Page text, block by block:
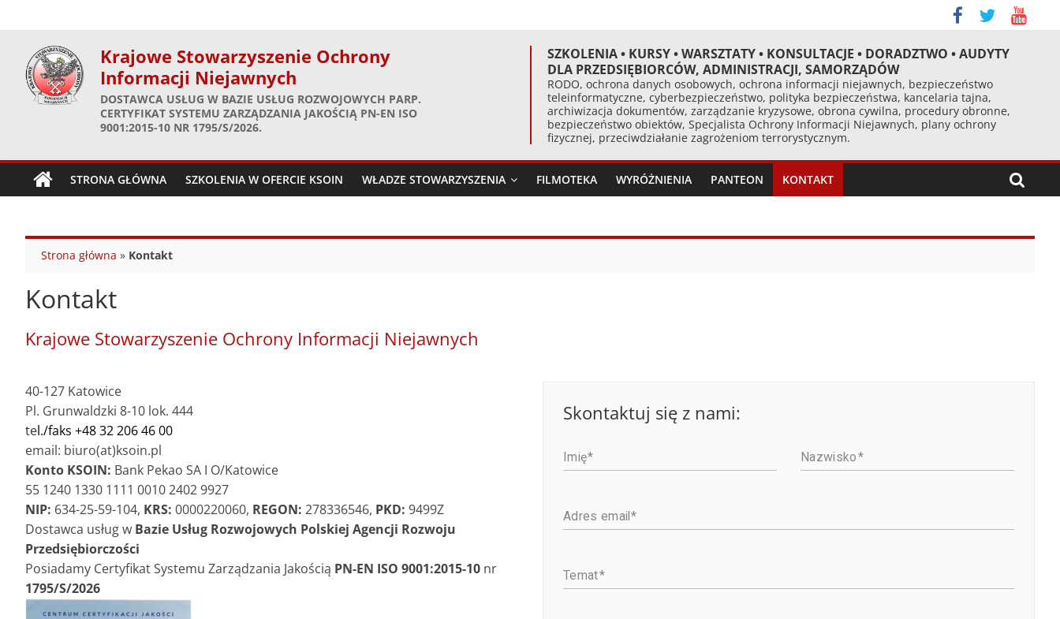
to
content
Krajowe Stowarzyszenie Ochrony
Informacji Niejawnych
DOSTAWCA USŁUG W BAZIE USŁUG ROZWOJOWYCH PARP.
CERTYFIKAT SYSTEMU ZARZĄDZANIA JAKOŚCIĄ PN-EN ISO
9001:2015-10 NR 1795/S/2026.
SZKOLENIA • KURSY • WARSZTATY • KONSULTACJE • DORADZTWO • AUDYTY
DLA PRZEDSIĘBIORCÓW, ADMINISTRACJI, SAMORZĄDÓW
RODO, ochrona danych osobowych, ochrona informacji niejawnych, bezpieczeństwo
teleinformatyczne, cyberbezpieczeństwo, polityka bezpieczeństwa, kancelaria tajna,
archiwizacja dokumentów, zarządzanie kryzysowe, obrona cywilna, procedury obronne,
bezpieczeństwo obiektów, Specjalista Ochrony Informacji Niejawnych, plany ochrony
fizycznej, przeciwdziałanie zagrożeniom terrorystycznym.
STRONA GŁÓWNA SZKOLENIA W OFERCIE KSOIN WŁADZE STOWARZYSZENIA FILMOTEKA WYRÓŻNIENIA PANTEON KONTAKT
Strona główna » Kontakt
Kontakt
Krajowe Stowarzyszenie Ochrony Informacji Niejawnych
40-127 Katowice
Pl. Grunwaldzki 8-10 lok. 444
tel./faks +48 32 206 46 00
email: biuro(at)ksoin.pl
Konto KSOIN: Bank Pekao SA I O/Katowice
55 1240 1330 1111 0010 2402 9927
NIP: 634-25-59-104, KRS: 0000220060, REGON: 278336546, PKD: 9499Z
Dostawca usług w Bazie Usług Rozwojowych Polskiej Agencji Rozwoju
Przedsiębiorczości
Posiadamy Certyfikat Systemu Zarządzania Jakością PN-EN ISO 9001:2015-10 nr
1795/S/2026
Skontaktuj się z nami:
Imię Nazwisko
Adres email
Temat